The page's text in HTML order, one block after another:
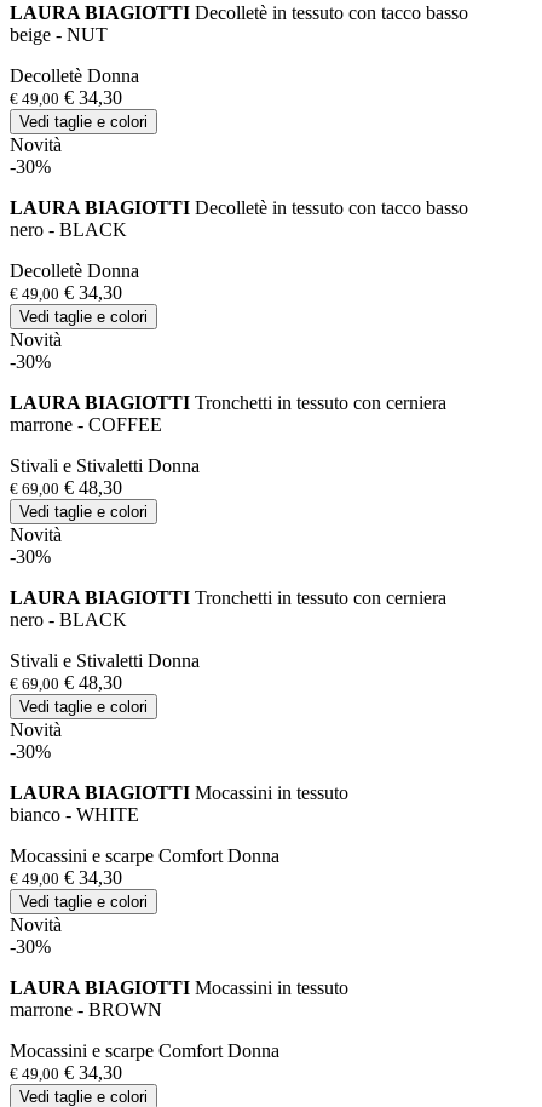
LAURA BIAGIOTTI Decolletè in tessuto con tacco basso
beige - NUT
Decolletè Donna
€ 49,00 € 34,30
Vedi taglie e colori
Novità
-30%
LAURA BIAGIOTTI Decolletè in tessuto con tacco basso
nero - BLACK
Decolletè Donna
€ 49,00 € 34,30
Vedi taglie e colori
Novità
-30%
LAURA BIAGIOTTI Tronchetti in tessuto con cerniera
marrone - COFFEE
Stivali e Stivaletti Donna
€ 69,00 € 48,30
Vedi taglie e colori
Novità
-30%
LAURA BIAGIOTTI Tronchetti in tessuto con cerniera
nero - BLACK
Stivali e Stivaletti Donna
€ 69,00 € 48,30
Vedi taglie e colori
Novità
-30%
LAURA BIAGIOTTI Mocassini in tessuto
bianco - WHITE
Mocassini e scarpe Comfort Donna
€ 49,00 € 34,30
Vedi taglie e colori
Novità
-30%
LAURA BIAGIOTTI Mocassini in tessuto
marrone - BROWN
Mocassini e scarpe Comfort Donna
€ 49,00 € 34,30
Vedi taglie e colori